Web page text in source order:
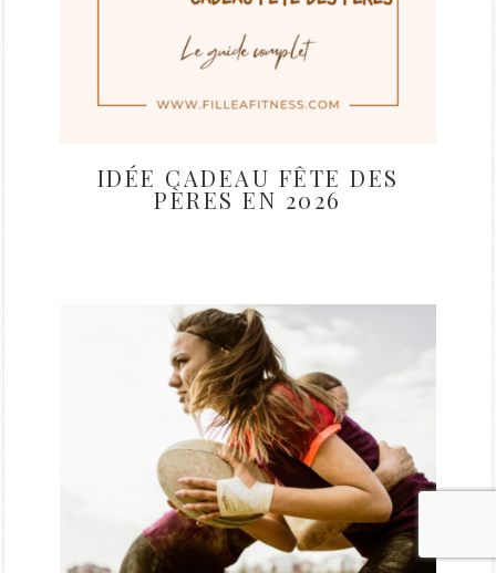
IDÉE CADEAU FÊTE DES
PÈRES EN 2026